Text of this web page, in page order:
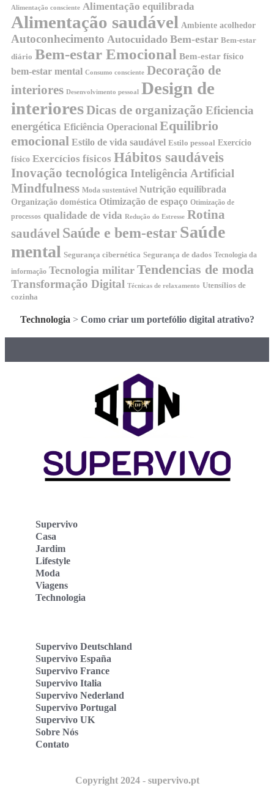
Alimentação consciente Alimentação equilibrada
Alimentação saudável Ambiente acolhedor
Autoconhecimento Autocuidado Bem-estar Bem-estar
diário Bem-estar Emocional Bem-estar físico
bem-estar mental Consumo consciente Decoração de
interiores Desenvolvimento pessoal
Design de
interioresDicas de organização Eficiencia
energética Eficiência Operacional Equilibrio
emocional Estilo de vida saudável Estilo pessoal Exercício
físico Exercícios físicos Hábitos saudáveis
Inovação tecnológica Inteligência Artificial
Mindfulness Moda sustentável Nutrição equilibrada
Organização doméstica Otimização de espaço Otimização de
processos qualidade de vida Redução do Estresse Rotina
saudável Saúde e bem-estar Saúde
mental Segurança cibernética Segurança de dados Tecnologia da
informação Tecnologia militar Tendencias de moda
Transformação Digital Técnicas de relaxamento Utensílios de
cozinha
Technologia > Como criar um portefólio digital atrativo?
Supervivo
Casa
Jardim
Lifestyle
Moda
Viagens
Technologia
Supervivo Deutschland
Supervivo España
Supervivo France
Supervivo Italia
Supervivo Nederland
Supervivo Portugal
Supervivo UK
Sobre Nós
Contato
Copyright 2024 - supervivo.pt